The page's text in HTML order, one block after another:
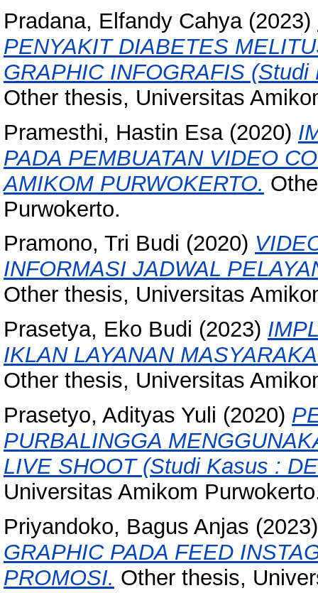
Pradana, Elfandy Cahya(2023)
PENYAKIT DIABETES
GRAPHIC INFOGRAFIS
Other thesis, Universitas
Pramesthi, Hastin Esa(2020)
PADA PEMBUATAN VIDEO
AMIKOM PURWOKERTO.
Purwokerto.
Pramono, Tri Budi (2020)
INFORMASI JADWAL
Other thesis, Universitas
Prasetya, Eko Budi (2023)
IKLAN LAYANAN
Other thesis, Universitas
Prasetyo, Adityas Yuli (2020)
PURBALINGGA
LIVE SHOOT (Studi Kasus :
Universitas Amikom
Priyandoko, Bagus Anjas
GRAPHIC PADA FEED
PROMOSI. Other thesis,